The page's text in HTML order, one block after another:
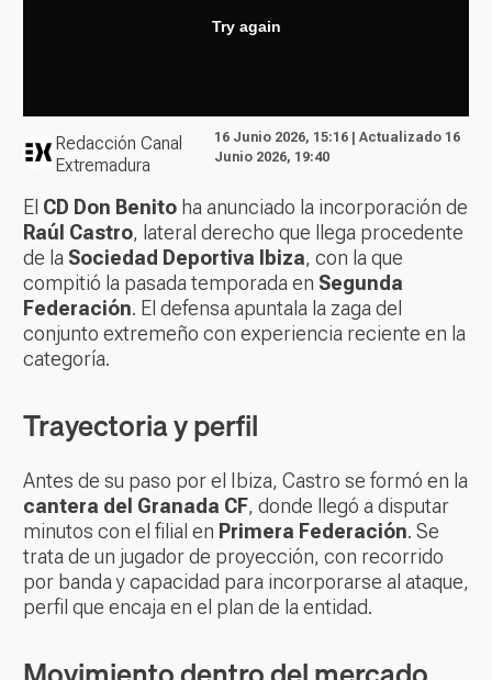
Redacción Canal
Extremadura
16 Junio 2026, 15:16 | Actualizado 16
Junio 2026, 19:40
El CD Don Benito ha anunciado la incorporación de
Raúl Castro, lateral derecho que llega procedente
de la Sociedad Deportiva Ibiza, con la que
compitió la pasada temporada en Segunda
Federación. El defensa apuntala la zaga del
conjunto extremeño con experiencia reciente en la
categoría.
Trayectoria y perfil
Antes de su paso por el Ibiza, Castro se formó en la
cantera del Granada CF, donde llegó a disputar
minutos con el filial en Primera Federación. Se
trata de un jugador de proyección, con recorrido
por banda y capacidad para incorporarse al ataque,
perfil que encaja en el plan de la entidad.